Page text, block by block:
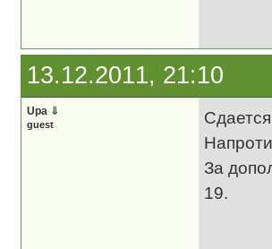
13.12.2011, 21:10
Upa ⇓
guest
За
19.